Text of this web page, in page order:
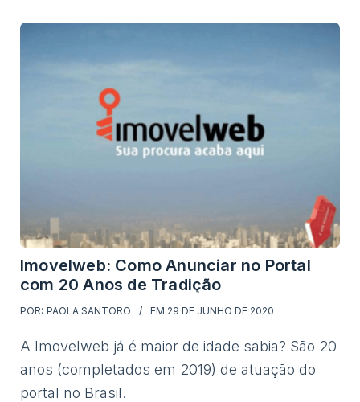
Imovelweb: Como Anunciar no Portal
com 20 Anos de Tradição
POR: PAOLA SANTORO EM 29 DE JUNHO DE 2020
A Imovelweb já é maior de idade sabia? São 20
anos (completados em 2019) de atuação do
portal no Brasil.